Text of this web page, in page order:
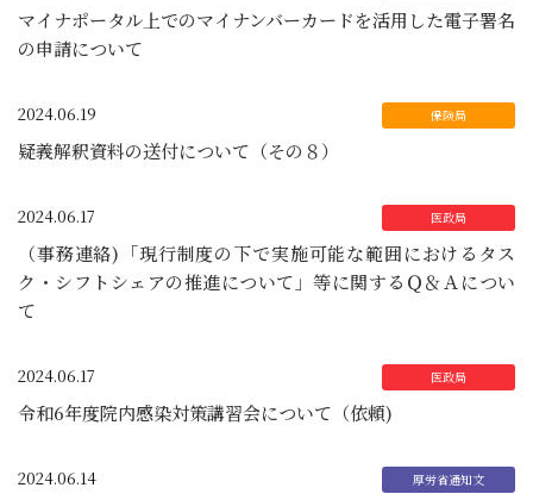
マイナポータル上でのマイナンバーカードを活用した電子署名
の申請について
2024.06.19
疑義解釈資料の送付について（その８）
2024.06.17
（事務連絡)「現行制度の下で実施可能な範囲におけるタス
ク・シフトシェアの推進について」等に関するＱ＆Ａについ
て
2024.06.17
令和6年度院内感染対策講習会について（依頼)
2024.06.14